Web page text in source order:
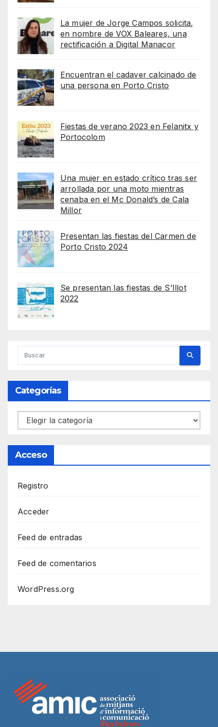
La mujer de Jorge Campos solicita,
en nombre de VOX Baleares, una
rectificación a Digital Manacor
Encuentran el cadaver calcinado de
una persona en Porto Cristo
Fiestas de verano 2023 en Felanitx y
Portocolom
Una mujer en estado crítico tras ser
arrollada por una moto mientras
cenaba en el Mc Donald’s de Cala
Millor
Presentan las fiestas del Carmen de
Porto Cristo 2024
Se presentan las fiestas de S’Illot
2022
Categorías
Categorías
Acceso
Registro
Acceder
Feed de entradas
Feed de comentarios
WordPress.org